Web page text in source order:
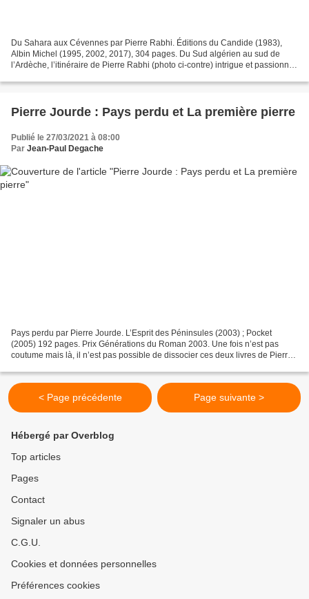
Du Sahara aux Cévennes par Pierre Rabhi. Éditions du Candide (1983),
Albin Michel (1995, 2002, 2017), 304 pages. Du Sud algérien au sud de
l’Ardèche, l’itinéraire de Pierre Rabhi (photo ci-contre) intrigue et passionne
Pierre Jourde : Pays perdu et La première pierre
Publié le 27/03/2021 à 08:00
Par Jean-Paul Degache
Pays perdu par Pierre Jourde. L’Esprit des Péninsules (2003) ; Pocket
(2005) 192 pages. Prix Générations du Roman 2003. Une fois n’est pas
coutume mais là, il n’est pas possible de dissocier ces deux livres de Pierre
< Page précédente Page suivante >
Hébergé par Overblog
Top articles
Pages
Contact
Signaler un abus
C.G.U.
Cookies et données personnelles
Préférences cookies